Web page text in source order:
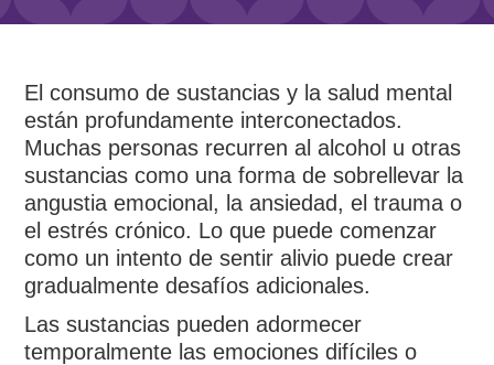
El consumo de sustancias y la salud mental
están profundamente interconectados.
Muchas personas recurren al alcohol u otras
sustancias como una forma de sobrellevar la
angustia emocional, la ansiedad, el trauma o
el estrés crónico. Lo que puede comenzar
como un intento de sentir alivio puede crear
gradualmente desafíos adicionales.
Las sustancias pueden adormecer
temporalmente las emociones difíciles o